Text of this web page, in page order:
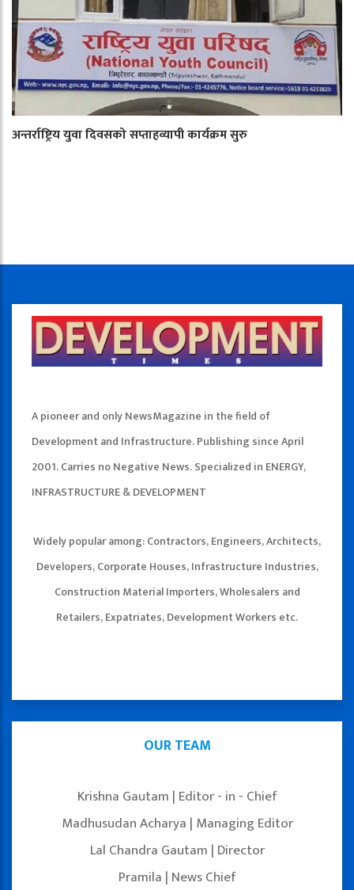
अन्तर्राष्ट्रिय युवा दिवसको सप्ताहव्यापी कार्यक्रम सुरु
A pioneer and only NewsMagazine in the field of
Development and Infrastructure. Publishing since April
2001. Carries no Negative News. Specialized in ENERGY,
INFRASTRUCTURE & DEVELOPMENT
Widely popular among: Contractors, Engineers, Architects,
Developers, Corporate Houses, Infrastructure Industries,
Construction Material Importers, Wholesalers and
Retailers, Expatriates, Development Workers etc.
OUR TEAM
Krishna Gautam | Editor - in - Chief
Madhusudan Acharya | Managing Editor
Lal Chandra Gautam | Director
Pramila | News Chief